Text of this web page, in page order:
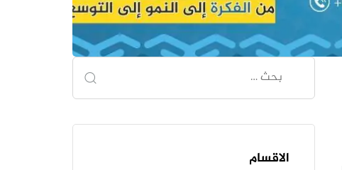
الاقسام